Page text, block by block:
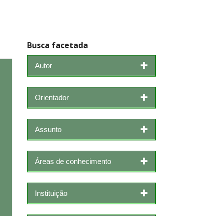
Busca facetada
Autor
Orientador
Assunto
Áreas de conhecimento
Instituição